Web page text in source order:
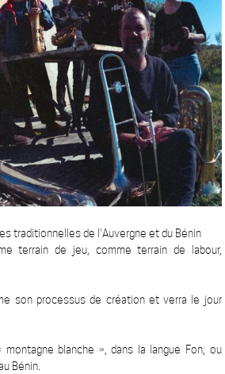
traditionnelles de l'Auvergne et du Bénin
terrain de jeu, comme terrain de labour,
son processus de création et verra le jour
blanche », dans la langue Fon, ou
Bénin.